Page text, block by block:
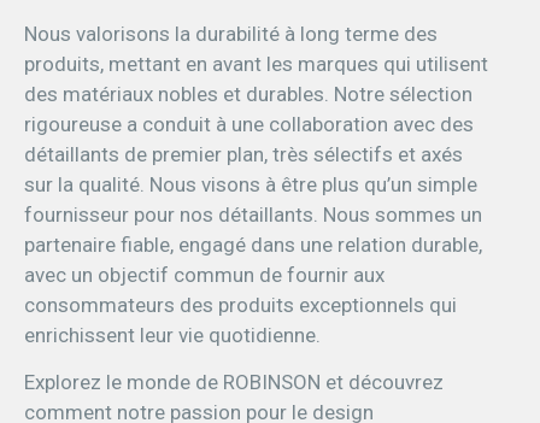
Nous valorisons la durabilité à long terme des
produits, mettant en avant les marques qui utilisent
des matériaux nobles et durables. Notre sélection
rigoureuse a conduit à une collaboration avec des
détaillants de premier plan, très sélectifs et axés
sur la qualité. Nous visons à être plus qu’un simple
fournisseur pour nos détaillants. Nous sommes un
partenaire fiable, engagé dans une relation durable,
avec un objectif commun de fournir aux
consommateurs des produits exceptionnels qui
enrichissent leur vie quotidienne.
Explorez le monde de ROBINSON et découvrez
comment notre passion pour le design